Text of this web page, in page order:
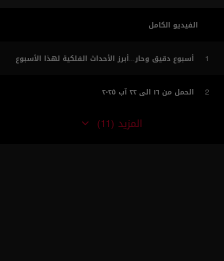
الفيديو الكامل
1 أسبوع دقيق وحار...أبرز الأحداث الفلكية لهذا الأسبوع
2 الحمل من ١٦ الى ٢٢ آب ٢٠٢٥
المزيد (11)